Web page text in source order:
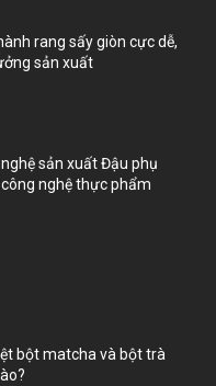
rang sấy giòn cực dễ,
sản xuất
sản xuất Đậu phụ
nghệ thực phẩm
bột matcha và bột trà